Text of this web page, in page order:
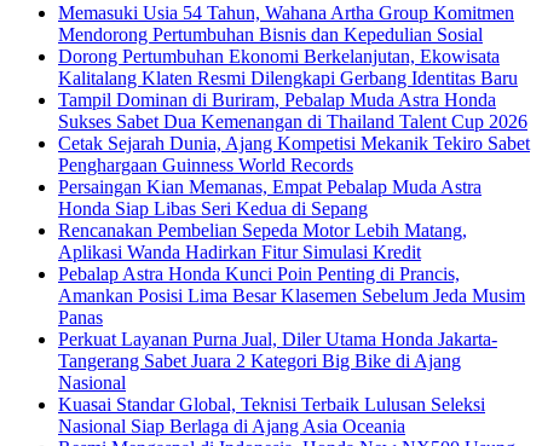
Memasuki Usia 54 Tahun, Wahana Artha Group Komitmen
Mendorong Pertumbuhan Bisnis dan Kepedulian Sosial
Dorong Pertumbuhan Ekonomi Berkelanjutan, Ekowisata
Kalitalang Klaten Resmi Dilengkapi Gerbang Identitas Baru
Tampil Dominan di Buriram, Pebalap Muda Astra Honda
Sukses Sabet Dua Kemenangan di Thailand Talent Cup 2026
Cetak Sejarah Dunia, Ajang Kompetisi Mekanik Tekiro Sabet
Penghargaan Guinness World Records
Persaingan Kian Memanas, Empat Pebalap Muda Astra
Honda Siap Libas Seri Kedua di Sepang
Rencanakan Pembelian Sepeda Motor Lebih Matang,
Aplikasi Wanda Hadirkan Fitur Simulasi Kredit
Pebalap Astra Honda Kunci Poin Penting di Prancis,
Amankan Posisi Lima Besar Klasemen Sebelum Jeda Musim
Panas
Perkuat Layanan Purna Jual, Diler Utama Honda Jakarta-
Tangerang Sabet Juara 2 Kategori Big Bike di Ajang
Nasional
Kuasai Standar Global, Teknisi Terbaik Lulusan Seleksi
Nasional Siap Berlaga di Ajang Asia Oceania